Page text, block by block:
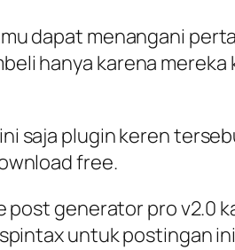
dapat menangani
hanya karena
saja plugin keren
free.
generator pro v2.0
untuk postingan